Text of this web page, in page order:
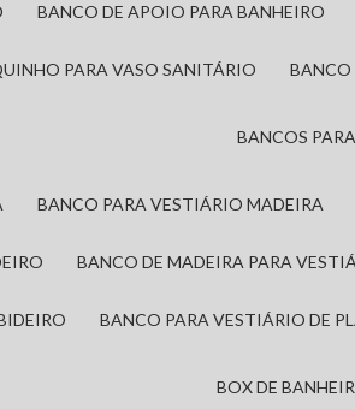
BANCO DE APOIO PARA BANHEIRO
PARA VASO SANITÁRIO
BANCOS
BANCO PARA VESTIÁRIO MADEIRA
BANCO DE MADEIRA PARA
BANCO PARA VESTIÁRIO DE
BOX DE